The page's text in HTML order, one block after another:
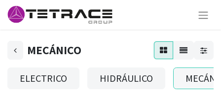
MECÁNICO
ELECTRICO HIDRÁULICO